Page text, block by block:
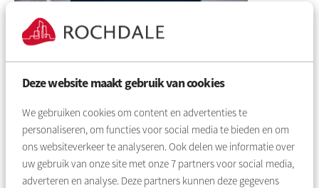
Deze website maakt gebruik van cookies
We gebruiken cookies om content en advertenties te
personaliseren, om functies voor social media te bieden en om
ons websiteverkeer te analyseren. Ook delen we informatie over
uw gebruik van onze site met onze7 partners voor social media,
adverteren en analyse. Deze partners kunnen deze gegevens
Accent A: Iedereen kan meedoen
In Amsterdam en omgeving wonen veel verschillende mensen
de kracht van de regio. Rochdale draagt bij aan die kracht
door er te zijn voor iedereen die een betaalbaar huis nodig
heeft, waarbij altijd extra aandacht is voor mensen die extra
hulp nodig hebben.